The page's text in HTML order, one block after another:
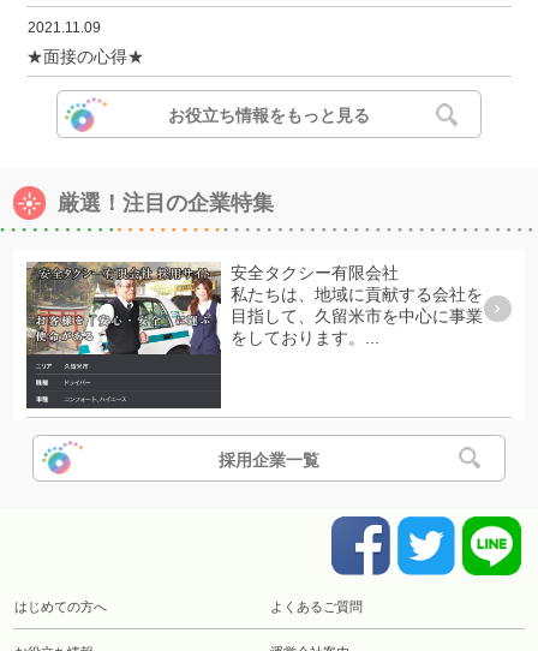
2021.11.09
★面接の心得★
お役立ち情報をもっと見る
厳選！注目の企業特集
安全タクシー有限会社
私たちは、地域に貢献する会社を
目指して、久留米市を中心に事業
をしております。...
採用企業一覧
はじめての方へ よくあるご質問